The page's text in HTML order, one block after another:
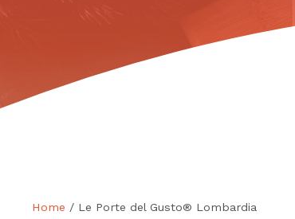
Home / Le Porte del Gusto® Lombardia